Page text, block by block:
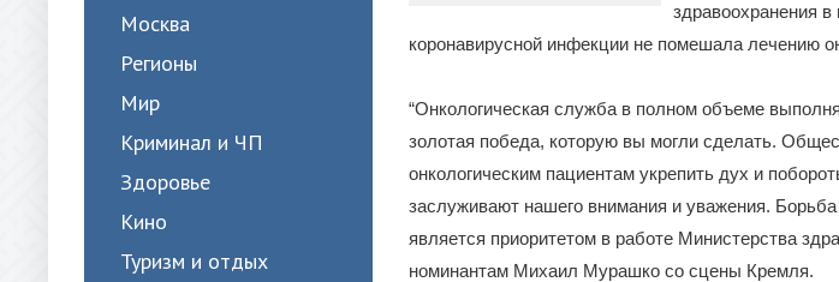
Москва
Регионы
Мир
Криминал и ЧП
Здоровье
Кино
Туризм и отдых
здравоохранения
коронавирусной инфекции не помешала лечению
“Онкологическая служба в полном объеме
золотая победа, которую вы могли сделать.
онкологическим пациентам укрепить дух и
заслуживают нашего внимания и уважения.
является приоритетом в работе Министерства
номинантам Михаил Мурашко со сцены Кремля.